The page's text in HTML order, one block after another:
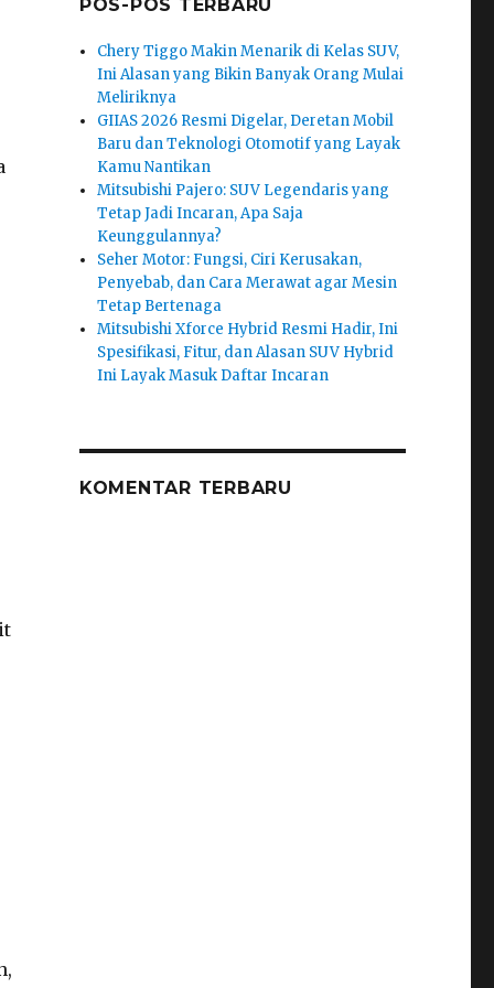
POS-POS TERBARU
Chery Tiggo Makin Menarik di Kelas SUV,
Ini Alasan yang Bikin Banyak Orang Mulai
Meliriknya
GIIAS 2026 Resmi Digelar, Deretan Mobil
Baru dan Teknologi Otomotif yang Layak
Kamu Nantikan
Mitsubishi Pajero: SUV Legendaris yang
Tetap Jadi Incaran, Apa Saja
Keunggulannya?
Seher Motor: Fungsi, Ciri Kerusakan,
Penyebab, dan Cara Merawat agar Mesin
Tetap Bertenaga
Mitsubishi Xforce Hybrid Resmi Hadir, Ini
Spesifikasi, Fitur, dan Alasan SUV Hybrid
Ini Layak Masuk Daftar Incaran
KOMENTAR TERBARU